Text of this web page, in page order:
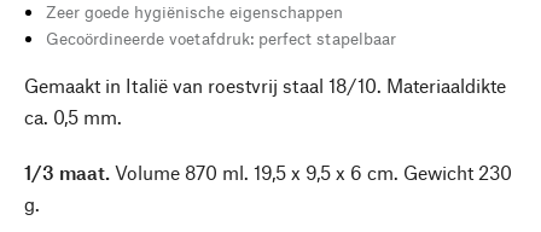
Zeer goede hygiënische eigenschappen
Gecoördineerde voetafdruk: perfect stapelbaar
Gemaakt in Italië van roestvrij staal 18/10. Materiaaldikte
ca. 0,5 mm.
1/3 maat. Volume 870 ml. 19,5 x 9,5 x 6 cm. Gewicht 230
g.